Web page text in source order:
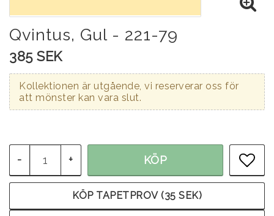
Qvintus, Gul - 221-79
385 SEK
Kollektionen är utgående, vi reserverar oss för
att mönster kan vara slut.
- + KÖP
KÖP TAPETPROV (35 SEK)